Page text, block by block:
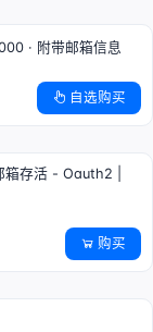
· 附带邮箱信息
自选购买
存活 - Oauth2 |
购买